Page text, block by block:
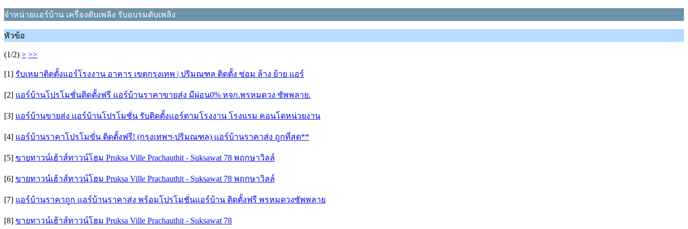
จำหน่ายแอร์บ้าน เครื่องดับเพลิง รับอบรมดับเพลิง
หัวข้อ
(1/2) > >>
[1] รับเหมาติดตั้งแอร์โรงงาน อาคาร เขตกรุงเทพ | ปริมณฑล ติดตั้ง ซ่อม ล้าง ย้าย แอร์
[2] แอร์บ้านโปรโมชั่นติดตั้งฟรี แอร์บ้านราคาขายส่ง มีผ่อน0% หจก.พรหมดวง ซัพพลาย.
[3] แอร์บ้านขายส่ง แอร์บ้านโปรโมชั่น รับติดตั้งแอร์ตามโรงงาน โรงแรม คอนโดหน่วยงาน
[4] แอร์บ้านราคาโปรโมขั่น ติดตั้งฟรี! (กรุงเทพฯ-ปริมณฑล) แอร์บ้านราคาส่ง ถูกที่สุด**
[5] ขายทาวน์เฮ้าส์ทาวน์โฮม Pruksa Ville Prachauthit - Suksawat 78 พฤกษาวิลล์
[6] ขายทาวน์เฮ้าส์ทาวน์โฮม Pruksa Ville Prachauthit - Suksawat 78 พฤกษาวิลล์
[7] แอร์บ้านราคาถูก แอร์บ้านราคาส่ง พร้อมโปรโมชั่นแอร์บ้าน ติดตั้งฟรี พรหมดวงซัพพลาย
[8] ขายทาวน์เฮ้าส์ทาวน์โฮม Pruksa Ville Prachauthit - Suksawat 78